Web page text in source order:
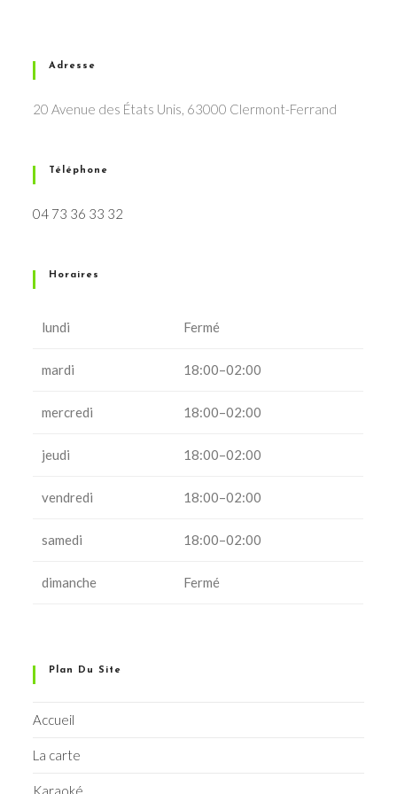
Adresse
20 Avenue des États Unis, 63000 Clermont-Ferrand
Téléphone
04 73 36 33 32
Horaires
lundi Fermé
mardi 18:00–02:00
mercredi 18:00–02:00
jeudi 18:00–02:00
vendredi 18:00–02:00
samedi 18:00–02:00
dimanche Fermé
Plan Du Site
Accueil
La carte
Karaoké